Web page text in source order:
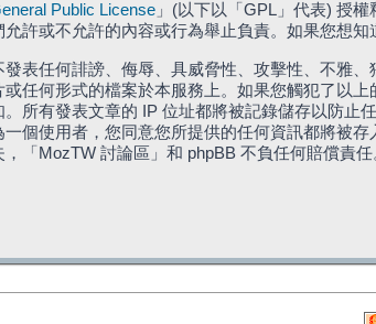
Public License」(以下以「GPL」代表) 授權
允許或不允許的內容或行為舉止負責。如果您想知
發表任何誹謗、侮辱、具威脅性、攻擊性、不雅
或任何形式的檔案於本服務上。如果您觸犯了以
。所有發表文章的 IP 位址都將被記錄儲存以防止
一個使用者，您同意您所提供的任何資訊都將被
，「MozTW 討論區」和 phpBB 不負任何賠償責任